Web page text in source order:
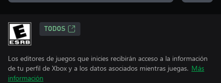
TODOS
Los editores de juegos que inicies recibirán acceso a la información
de tu perfil de Xbox y a los datos asociados mientras juegas. Más
información